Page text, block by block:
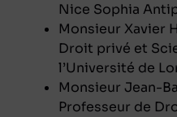
Nice Sophia
Monsieur Xavier
Droit privé et
l’Université de
Monsieur Jean-
Professeur de